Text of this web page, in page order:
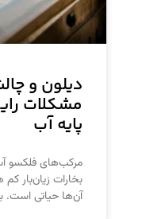
دیلون و
مشکلات
پایه آب
مرکب‌های فلکسو
بخارات زیان‌بار
آن‌ها حیاتی است.